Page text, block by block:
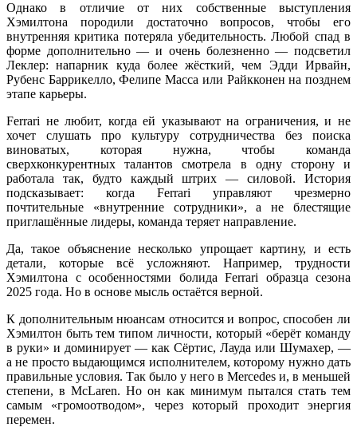
Однако в отличие от них собственные выступления
Хэмилтона породили достаточно вопросов, чтобы его
внутренняя критика потеряла убедительность. Любой спад в
форме дополнительно — и очень болезненно — подсветил
Леклер: напарник куда более жёсткий, чем Эдди Ирвайн,
Рубенс Баррикелло, Фелипе Масса или Райкконен на позднем
этапе карьеры.
Ferrari не любит, когда ей указывают на ограничения, и не
хочет слушать про культуру сотрудничества без поиска
виноватых, которая нужна, чтобы команда
сверхконкурентных талантов смотрела в одну сторону и
работала так, будто каждый штрих — силовой. История
подсказывает: когда Ferrari управляют чрезмерно
почтительные «внутренние сотрудники», а не блестящие
приглашённые лидеры, команда теряет направление.
Да, такое объяснение несколько упрощает картину, и есть
детали, которые всё усложняют. Например, трудности
Хэмилтона с особенностями болида Ferrari образца сезона
2025 года. Но в основе мысль остаётся верной.
К дополнительным нюансам относится и вопрос, способен ли
Хэмилтон быть тем типом личности, который «берёт команду
в руки» и доминирует — как Сёртис, Лауда или Шумахер, —
а не просто выдающимся исполнителем, которому нужно дать
правильные условия. Так было у него в Mercedes и, в меньшей
степени, в McLaren. Но он как минимум пытался стать тем
самым «громоотводом», через который проходит энергия
перемен.